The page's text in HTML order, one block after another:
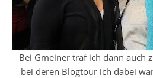
Bei Gmeiner traf ich dann auch
bei deren Blogtour ich dabei